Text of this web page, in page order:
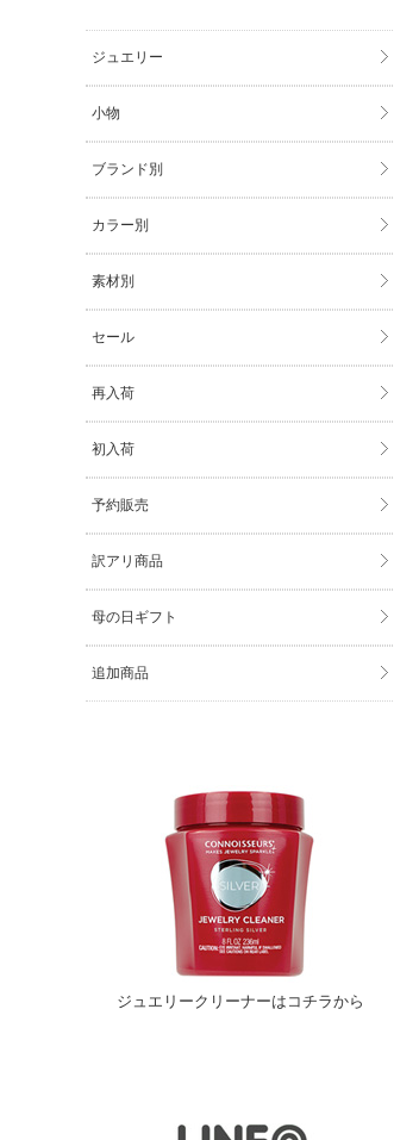
ジュエリー
小物
ブランド別
カラー別
素材別
セール
再入荷
初入荷
予約販売
訳アリ商品
母の日ギフト
追加商品
ジュエリークリーナーはコチラから